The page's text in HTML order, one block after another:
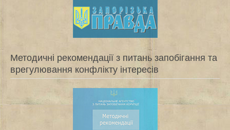
Методичні рекомендації з питань запобігання та
врегулювання конфлікту інтересів